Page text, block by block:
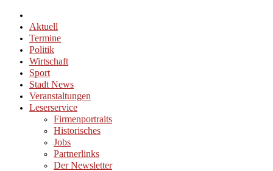
Aktuell
Termine
Politik
Wirtschaft
Sport
Stadt News
Veranstaltungen
Leserservice
Firmenportraits
Historisches
Jobs
Partnerlinks
Der Newsletter